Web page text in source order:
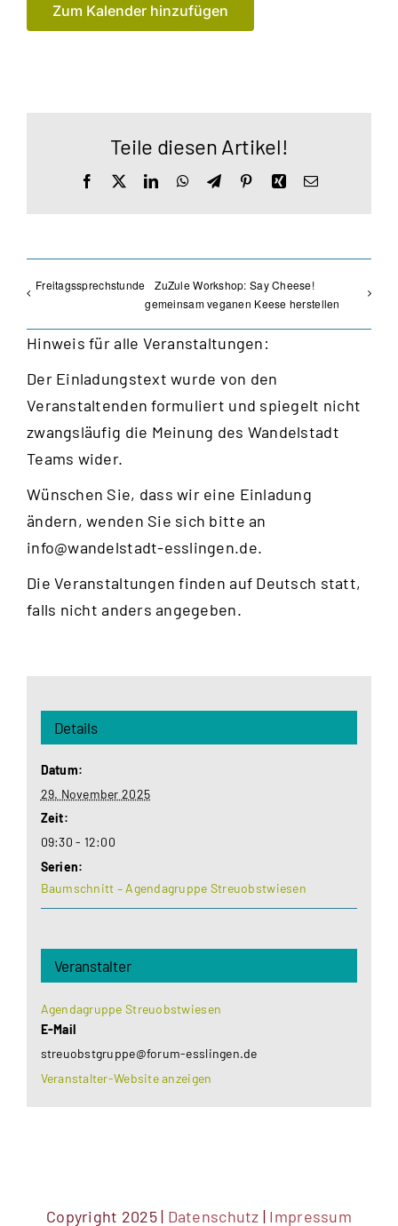
Zum Kalender hinzufügen
Teile diesen Artikel!
Facebook LinkedInWhatsApp
TelegramPinterestXingE-
Freitagssprechstunde
ZuZule Workshop: Say Cheese!
gemeinsam veganen Keese herstellen
Hinweis für alle Veranstaltungen:
Der Einladungstext wurde von den
Veranstaltenden formuliert und spiegelt nicht
zwangsläufig die Meinung des Wandelstadt
Teams wider.
Wünschen Sie, dass wir eine Einladung
ändern, wenden Sie sich bitte an
info@wandelstadt-esslingen.de.
Die Veranstaltungen finden auf Deutsch statt,
falls nicht anders angegeben.
Details
Datum:
29. November 2025
Zeit:
09:30 - 12:00
Serien:
Baumschnitt – Agendagruppe Streuobstwiesen
Veranstalter
Agendagruppe Streuobstwiesen
E-Mail
streuobstgruppe@forum-esslingen.de
Veranstalter-Website anzeigen
Copyright 2025 | Datenschutz | Impressum